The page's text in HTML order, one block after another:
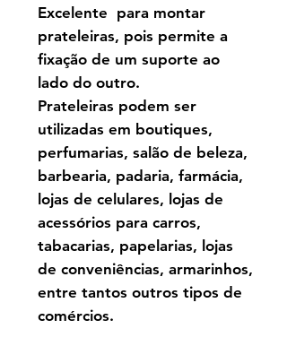
Excelente para montar
prateleiras, pois permite a
fixação de um suporte ao
lado do outro.
Prateleiras podem ser
utilizadas em boutiques,
perfumarias, salão de beleza,
barbearia, padaria, farmácia,
lojas de celulares, lojas de
acessórios para carros,
tabacarias, papelarias, lojas
de conveniências, armarinhos,
entre tantos outros tipos de
comércios.